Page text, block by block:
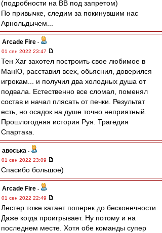
(подробности на ВВ под запретом)
По привычке, следим за покинувшим нас
Арнольдычем...
Arcade Fire -
01 сен 2022 23:47
Тен Хаг захотел построить свое любимое в
МанЮ, расставил всех, обьяснил, доверился
игрокам... и получил два холодных душа от
подвала. Естественно все сломал, поменял
состав и начал плясать от печки. Результат
есть, но осадок на душе точно неприятный.
Прошлогодняя история Руя. Трагедия
Спартака.
авоська -
01 сен 2022 23:09
Спасибо большое)
Arcade Fire -
01 сен 2022 22:49
Лестер тоже катает поперек до бесконечности.
Даже когда проигрывает. Ну потому и на
последнем месте. Хотя обе команды супер